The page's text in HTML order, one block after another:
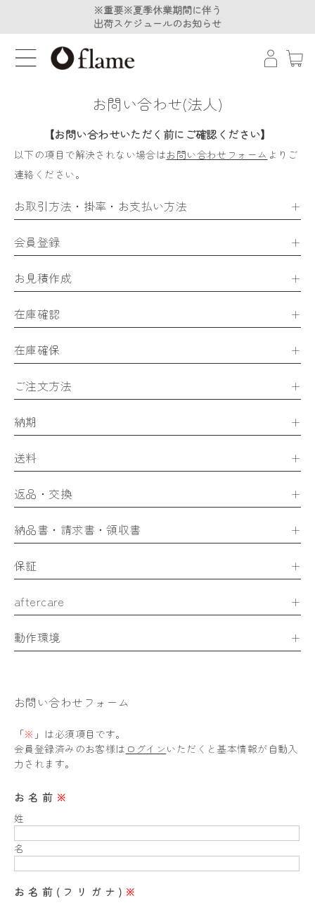
※重要※夏季休業期間に伴う
出荷スケジュールのお知らせ
※重要※夏季休業期間に伴う
出荷スケジュールのお知らせ
お問い合わせ(法人)
【お問い合わせいただく前にご確認ください】
以下の項目で解決されない場合はお問い合わせフォーム よりご
連絡ください。
お取引方法・掛率・お支払い方法
会員登録
お見積作成
在庫確認
在庫確保
ご注文方法
納期
送料
返品・交換
納品書・請求書・領収書
保証
aftercare
動作環境
お問い合わせフォーム
「※ 」は必須項目です。
会員登録済みのお客様は ログイン いただくと基本情報が自動入
力されます。
お名前 ※
姓
名
お名前(フリガナ) ※